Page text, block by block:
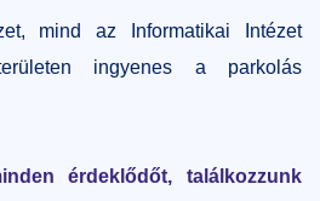
mind az Informatikai Intézet
ingyenes a parkolás
érdeklődőt, találkozzunk